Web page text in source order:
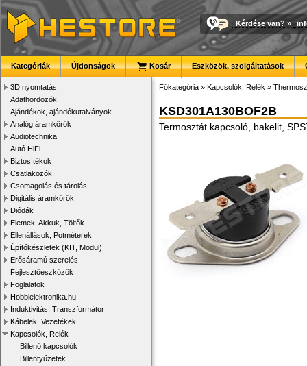
Kérdése van? »
Kategóriák Újdonságok Kosár Eszközök, szolgáltatások
3D nyomtatás
Adathordozók
Ajándékok, ajándékutalványok
Analóg áramkörök
Audiotechnika
Autó HiFi
Biztosítékok
Csatlakozók
Csomagolás és tárolás
Digitális áramkörök
Diódák
Elemek, Akkuk, Töltők
Ellenállások, Potméterek
Építőkészletek (KIT, Modul)
Erősáramú szerelés
Fejlesztőeszközök
Foglalatok
Hobbielektronika.hu
Induktivitás, Transzformátor
Kábelek, Vezetékek
Kapcsolók, Relék
Billenő kapcsolók
Billentyűzetek
Főkategória » Kapcsolók, Relék »
KSD301A130BOF2B
Termosztát kapcsoló, bakelit,